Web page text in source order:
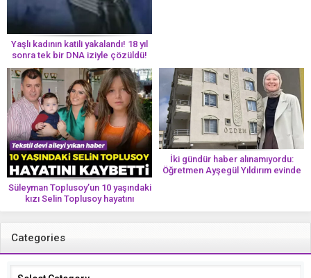
Yaşlı kadının katili yakalandı! 18 yıl
sonra tek bir DNA iziyle çözüldü!
Süleyman Toplusoy’un 10 yaşındaki
kızı Selin Toplusoy hayatını
kaybetti! ‘Ah dünya güzeli melek’
İki gündür haber alınamıyordu:
Öğretmen Ayşegül Yıldırım evinde
Categories
Categories